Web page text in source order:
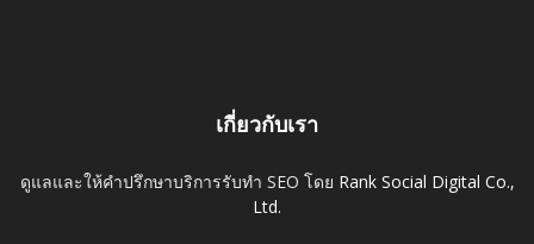
เกี่ยวกับเรา
ดูแลและให้คำปรึกษาบริการรับทำ SEO โดย Rank Social Digital Co.,
Ltd.